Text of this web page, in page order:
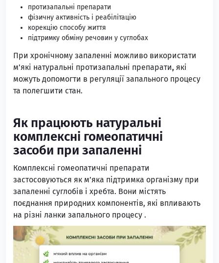
протизапальні препарати
фізичну активність і реабілітацію
корекцію способу життя
підтримку обміну речовин у суглобах
При хронічному запаленні можливо використати
м’які натуральні протизапальні препарати, які
можуть допомогти в регуляції запального процесу
та полегшити стан.
Як працюють натуральні
комплексні гомеопатичні
засоби при запаленні
Комплексні гомеопатичні препарати
застосовуються як м’яка підтримка організму при
запаленні суглобів і хребта. Вони містять
поєднання природних компонентів, які впливають
на різні ланки запального процесу .